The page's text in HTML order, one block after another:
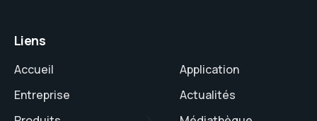
Liens
Accueil
Entreprise
Application
Actualités